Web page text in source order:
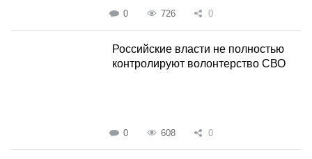
0 726 0
Российские власти не полностью
контролируют волонтерство СВО
0 608 0